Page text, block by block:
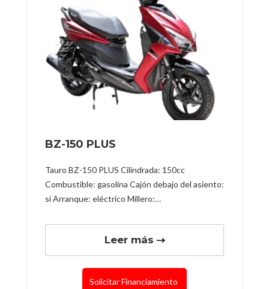
BZ-150 PLUS
Tauro BZ-150 PLUS Cilindrada: 150cc
Combustible: gasolina Cajón debajo del asiento:
si Arranque: eléctrico Millero:…
Leer más
Solicitar Financiamiento